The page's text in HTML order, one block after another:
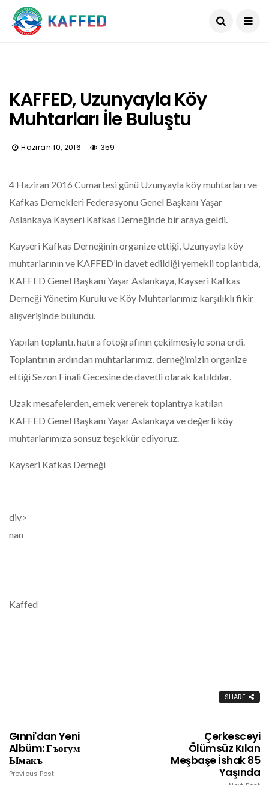
KAFFED, Uzunyayla Köy
Muhtarları İle Buluştu
Haziran 10, 2016 359
4 Haziran 2016 Cumartesi günü Uzunyayla köy muhtarları ve
Kafkas Dernekleri Federasyonu Genel Başkanı Yaşar
Aslankaya Kayseri Kafkas Derneğinde bir araya geldi.
Kayseri Kafkas Derneğinin organize ettiği, Uzunyayla köy
muhtarlarının ve KAFFED’in davet edildiği yemekli toplantıda,
KAFFED Genel Başkanı Yaşar Aslankaya, Kayseri Kafkas
Derneği Yönetim Kurulu ve Köy Muhtarlarımız karşılıklı fikir
alışverişinde bulundu.
Yapılan toplantı, hatıra fotoğrafının çekilmesiyle sona erdi.
Toplantının ardından muhtarlarımız, derneğimizin organize
ettiği Sezon Finali Gecesine de davetli olarak katıldılar.
Uzak mesafelerden, emek vererek toplantıya katılan
KAFFED Genel Başkanı Yaşar Aslankaya ve değerli köy
muhtarlarımıza sonsuz teşekkür ediyoruz.
Kayseri Kafkas Derneği
div>
nan
Kaffed
SHARE
Gınni'dan Yeni
Albüm: Гъогум
Ымакъ
Previous Post
Çerkesceyi
Ölümsüz Kılan
Meşbaşe İshak 85
Yaşında